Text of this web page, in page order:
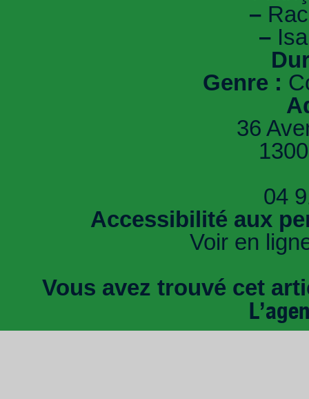
–
–
Genre :
36
04
Accessibilité aux
Voir en
Vous avez trouvé cet